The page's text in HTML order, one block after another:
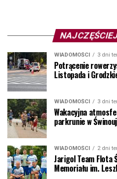
WIADOMOŚCI 3 dni
Potrącenie
Listopada i
WIADOMOŚCI 3 dni
Wakacyjna
parkrunie w
WIADOMOŚCI 2 dni
Jarigol Team Flota
Memoriału im.